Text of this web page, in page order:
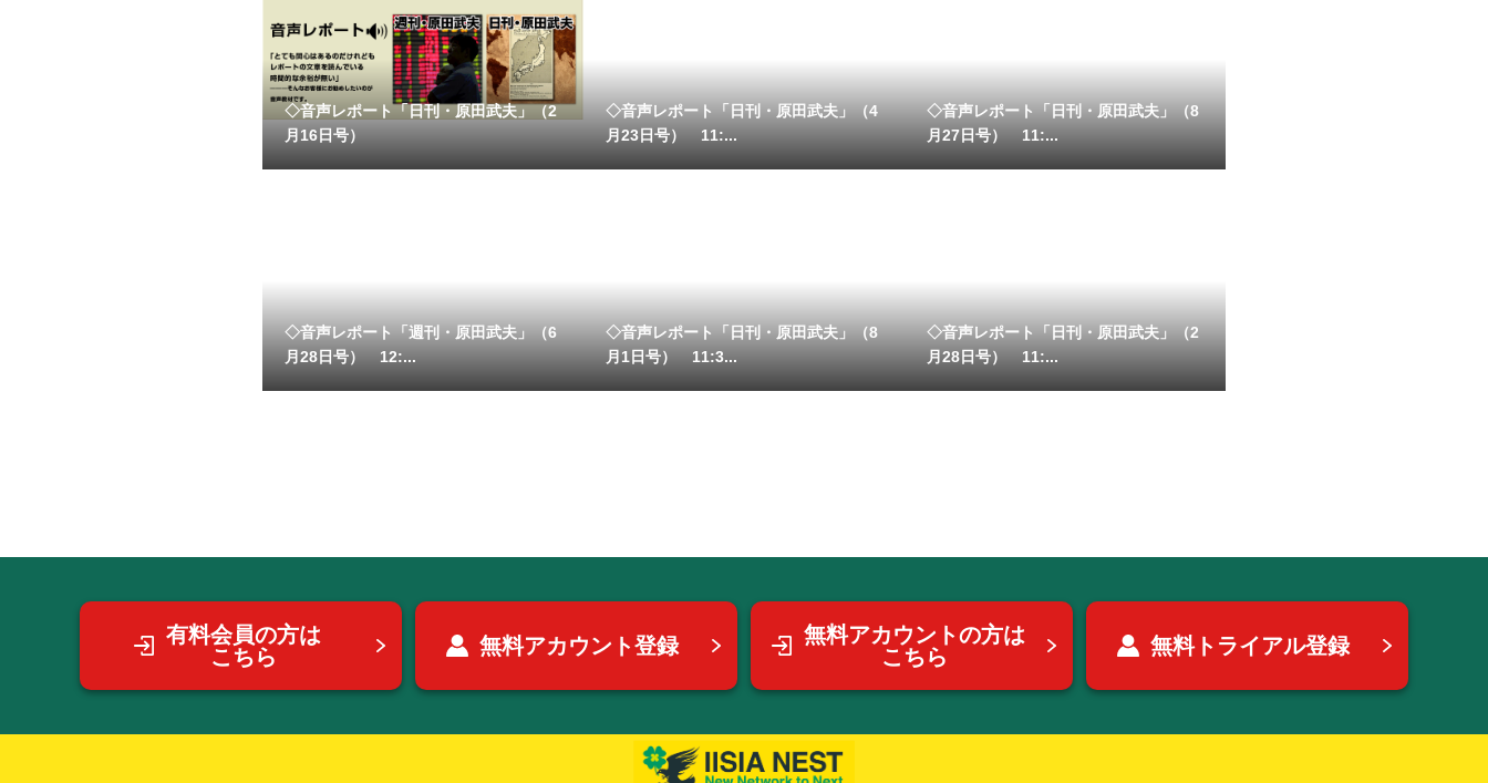
◇音声レポート「日刊・原田武夫」（2
月16日号）
◇音声レポート「日刊・原田武夫」（4
月23日号） 11:...
◇音声レポート「日刊・原田武夫」（8
月27日号） 11:...
◇音声レポート「週刊・原田武夫」（6
月28日号） 12:...
◇音声レポート「日刊・原田武夫」（8
月1日号） 11:3...
◇音声レポート「日刊・原田武夫」（2
月28日号） 11:...
有料会員の方は
こちら
無料アカウント登録
無料アカウントの方は
こちら
無料トライアル登録